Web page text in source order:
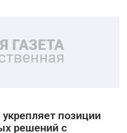
позиции
решений с